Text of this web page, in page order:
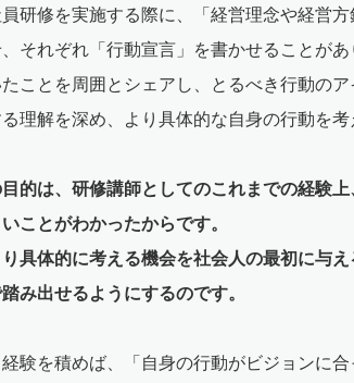
研修を実施する際に、「経営理念や経営
それぞれ「行動宣言」を書かせることがあ
ことを周囲とシェアし、とるべき行動の
理解を深め、より具体的な自身の行動を考
的は、研修講師としてのこれまでの経験
ことがわかったからです。
具体的に考える機会を社会人の最初に与
み出せるようにするのです。
験を積めば、「自身の行動がビジョンに